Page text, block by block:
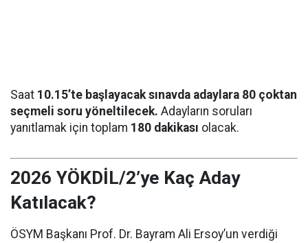
Saat 10.15’te başlayacak sınavda adaylara 80 çoktan
seçmeli soru yöneltilecek. Adayların soruları
yanıtlamak için toplam 180 dakikası olacak.
2026 YÖKDİL/2’ye Kaç Aday
Katılacak?
ÖSYM Başkanı Prof. Dr. Bayram Ali Ersoy’un verdiği